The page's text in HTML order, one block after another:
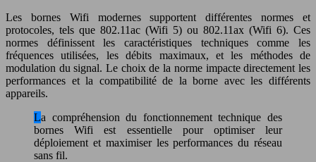
Les bornes Wifi modernes supportent différentes normes et
protocoles, tels que 802.11ac (Wifi 5) ou 802.11ax (Wifi 6). Ces
normes définissent les caractéristiques techniques comme les
fréquences utilisées, les débits maximaux, et les méthodes de
modulation du signal. Le choix de la norme impacte directement les
performances et la compatibilité de la borne avec les différents
appareils.
La compréhension du fonctionnement technique des
bornes Wifi est essentielle pour optimiser leur
déploiement et maximiser les performances du réseau
sans fil.